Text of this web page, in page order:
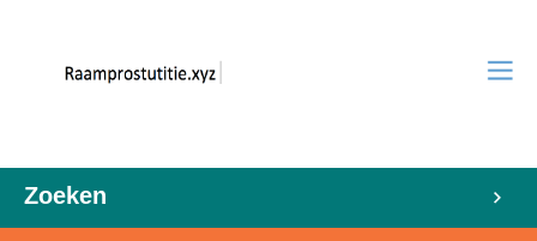
Zoeken